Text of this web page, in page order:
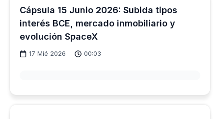
Cápsula 15 Junio 2026: Subida tipos
interés BCE, mercado inmobiliario y
evolución SpaceX
17 Mié 2026 00:03